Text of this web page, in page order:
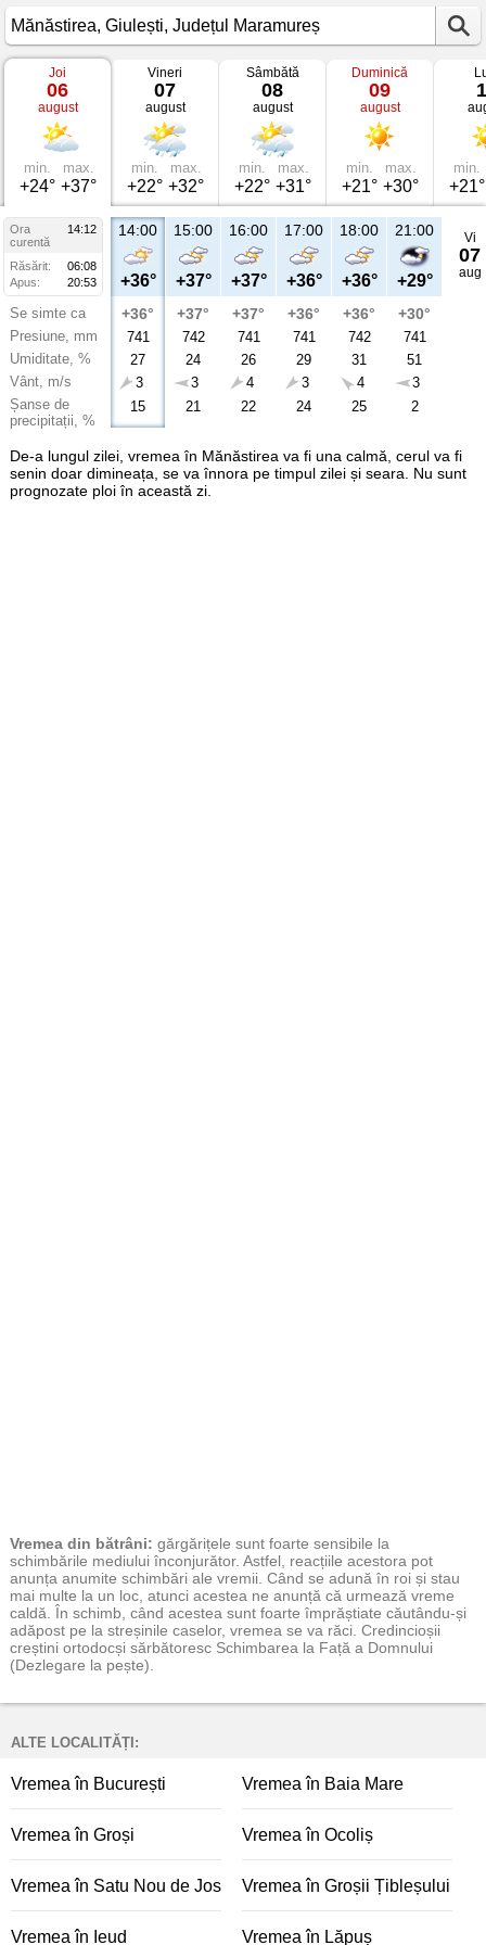
Vremea
Mănăstirea
Giulești,
Județul
Maramureș
Joi
06
august
min.
+24°
max.
+37°
Vineri
07
august
min.
+22°
max.
+32°
Sâmbătă
08
august
min.
+22°
max.
+31°
Duminică
09
august
min.
+21°
max.
+30°
min.
+21°
Ora
14:12
curentă
Răsărit:
06:08
Apus:
20:53
Se simte ca
Presiune, mm
Umiditate, %
Vânt, m/s
Șanse de
precipitații, %
14:00
+36°
+36°
741
27
3
15
15:00
+37°
+37°
742
24
3
21
16:00
+37°
+37°
741
26
4
22
17:00
+36°
+36°
741
29
3
24
18:00
+36°
+36°
742
31
4
25
21:00
+29°
+30°
741
51
3
2
Vi
07
aug
De-a lungul zilei, vremea în Mănăstirea va fi una calmă, cerul va fi
senin doar dimineața, se va înnora pe timpul zilei și seara. Nu sunt
prognozate ploi în această zi.
Vremea din bătrâni: gărgărițele sunt foarte sensibile la
schimbările mediului înconjurător. Astfel, reacțiile acestora pot
anunța anumite schimbări ale vremii. Când se adună în roi și stau
mai multe la un loc, atunci acestea ne anunță că urmează vreme
caldă. În schimb, când acestea sunt foarte împrăștiate căutându-și
adăpost pe la streșinile caselor, vremea se va răci. Credincioșii
creștini ortodocși sărbătoresc Schimbarea la Față a Domnului
(Dezlegare la pește).
ALTE LOCALITĂȚI:
Vremea în București Vremea în Baia Mare
Vremea în Groși Vremea în Ocoliș
Vremea în Satu Nou de Jos Vremea în Groșii Țibleșului
Vremea în Ieud Vremea în Lăpuș